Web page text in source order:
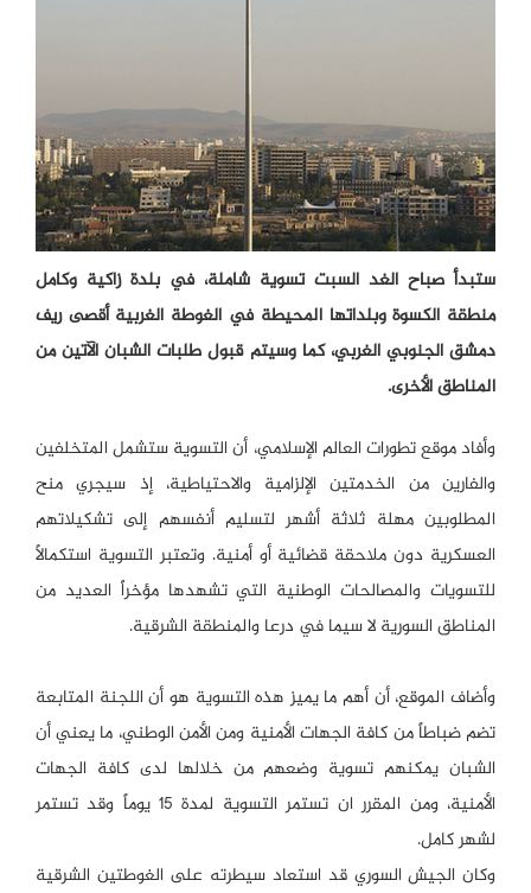
ستبدأ صباح الغد السبت تسوية شاملة، في بلدة زاكية وكامل
منطقة الكسوة وبلداتها المحيطة في الغوطة الغربية أقصى ريف
دمشق الجنوبي الغربي، كما وسيتم قبول طلبات الشبان الآتين من
المناطق الأخرى.
وأفاد موقع تطورات العالم الإسلامي، أن التسوية ستشمل المتخلفين
والفارين من الخدمتين الإلزامية والاحتياطية، إذ سيجري منح
المطلوبين مهلة ثلاثة أشهر لتسليم أنفسهم إلى تشكيلاتهم
العسكرية دون ملاحقة قضائية أو أمنية. وتعتبر التسوية استكمالاً
للتسويات والمصالحات الوطنية التي تشهدها مؤخراً العديد من
المناطق السورية لا سيما في درعا والمنطقة الشرقية.
وأضاف الموقع، أن أهم ما يميز هذه التسوية هو أن اللجنة المتابعة
تضم ضباطاً من كافة الجهات الأمنية ومن الأمن الوطني، ما يعني أن
الشبان يمكنهم تسوية وضعهم من خلالها لدى كافة الجهات
الأمنية، ومن المقرر ان تستمر التسوية لمدة 15 يوماً وقد تستمر
لشهر كامل.
وكان الجيش السوري قد استعاد سيطرته على الغوطتين الشرقية